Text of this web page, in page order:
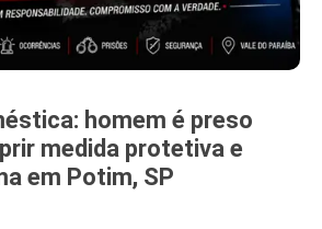
homem é preso
medida protetiva e
em Potim, SP